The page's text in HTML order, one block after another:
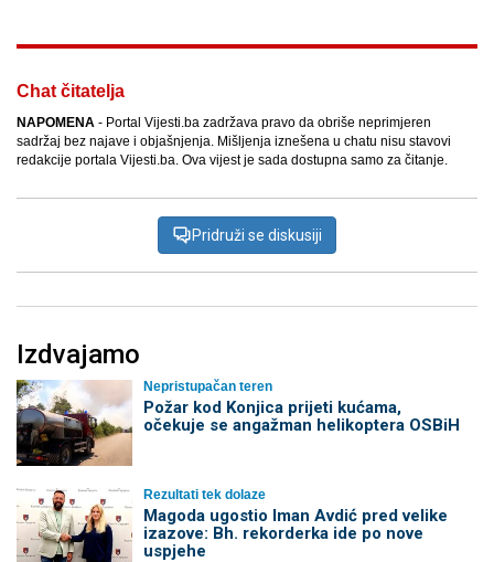
Chat čitatelja
NAPOMENA - Portal Vijesti.ba zadržava pravo da obriše neprimjeren
sadržaj bez najave i objašnjenja. Mišljenja iznešena u chatu nisu stavovi
redakcije portala Vijesti.ba. Ova vijest je sada dostupna samo za čitanje.
Pridruži se diskusiji
Izdvajamo
Nepristupačan teren
Požar kod Konjica prijeti kućama,
očekuje se angažman helikoptera OSBiH
Rezultati tek dolaze
Magoda ugostio Iman Avdić pred velike
izazove: Bh. rekorderka ide po nove
uspjehe